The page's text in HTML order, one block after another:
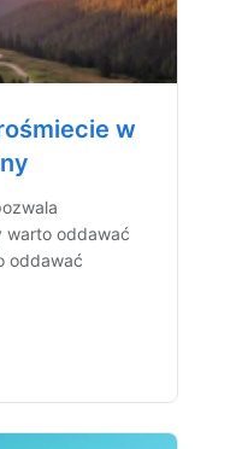
w
warto oddawać
oddawać